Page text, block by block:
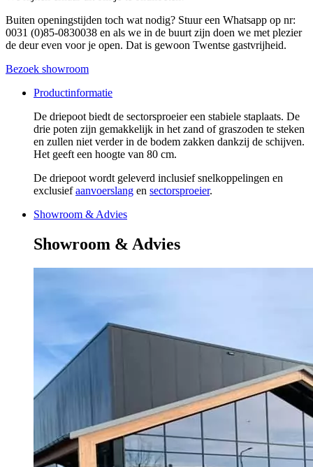
Buiten openingstijden toch wat nodig? Stuur een Whatsapp op nr:
0031 (0)85-0830038 en als we in de buurt zijn doen we met plezier
de deur even voor je open. Dat is gewoon Twentse gastvrijheid.
Bezoek showroom
Productinformatie
De driepoot biedt de sectorsproeier een stabiele staplaats. De
drie poten zijn gemakkelijk in het zand of graszoden te steken
en zullen niet verder in de bodem zakken dankzij de schijven.
Het geeft een hoogte van 80 cm.
De driepoot wordt geleverd inclusief snelkoppelingen en
exclusiefaanvoerslang en sectorsproeier.
Showroom & Advies
Showroom & Advies